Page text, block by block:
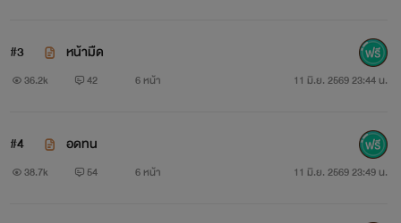
ภัคดนัย
และที่สำคัญเขาและเธอมีลูกน้อยด้วยกัน เขาเป็นคนทำให้เธอ
เสียใจ เขาจะชดใช้ความผิดนี้ด้วยตัวเขาเอง
#3 หน้ามืด
36.2k 42 6 หน้า 11 มิ.ย. 2569 23:44 น.
#4 อดทน
38.7k 54 6 หน้า 11 มิ.ย. 2569 23:49 น.